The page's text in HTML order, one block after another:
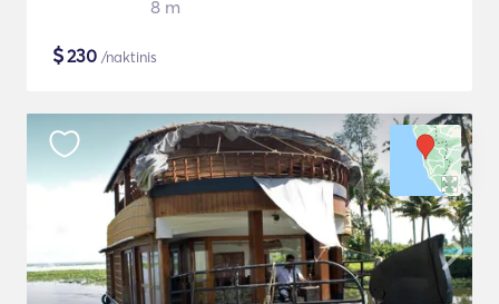
8 m
$230 /naktinis